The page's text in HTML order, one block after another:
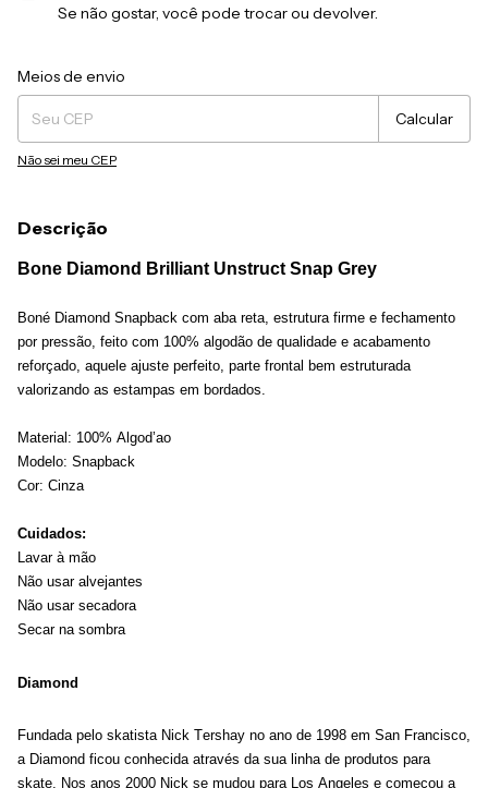
Se não gostar, você pode trocar ou devolver.
Entregas para o CEP:
Meios de envio
Calcular
Não sei meu CEP
Descrição
Bone Diamond Brilliant Unstruct Snap Grey
Boné Diamond Snapback com aba reta, estrutura firme e fechamento
por pressão, feito com 100% algodão de qualidade e acabamento
reforçado, aquele ajuste perfeito, parte frontal bem estruturada
valorizando as estampas em bordados.
Material: 100% Algod’ao
Modelo: Snapback
Cor: Cinza
Cuidados:
Lavarà mão
Não usar alvejantes
Não usar secadora
Secar na sombra
Diamond
Fundada pelo skatista Nick Tershay no ano de 1998 em San Francisco,
a Diamond ficou conhecida através da sua linha de produtos para
skate. Nos anos 2000 Nick se mudou para Los Angeles e começou a